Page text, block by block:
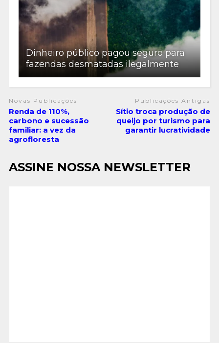
Dinheiro público pagou seguro para
fazendas desmatadas ilegalmente
Novas Publicações
Renda de 110%,
carbono e sucessão
familiar: a vez da
agrofloresta
Publicações Antigas
Sítio troca produção de
queijo por turismo para
garantir lucratividade
ASSINE NOSSA NEWSLETTER